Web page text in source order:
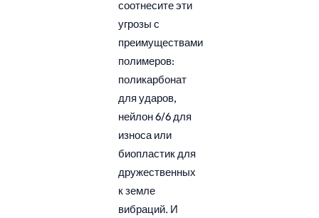
соотнесите эти
угрозы с
преимуществами
полимеров:
поликарбонат
для ударов,
нейлон 6/6 для
износа или
биопластик для
дружественных
к земле
вибраций. И